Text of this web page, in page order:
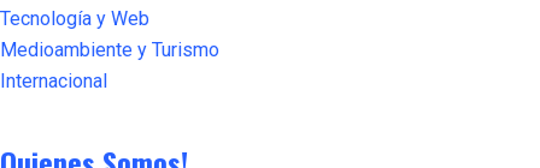
Tecnología y Web
Medioambiente y Turismo
Internacional